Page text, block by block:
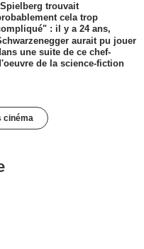
trouvait
cela trop
: il y a 24 ans,
aurait pu jouer
une suite de ce chef-
de la science-fiction
cinéma